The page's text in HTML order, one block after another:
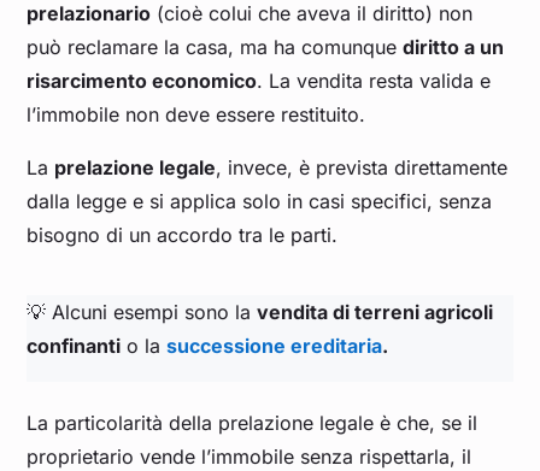
prelazionario (cioè colui che aveva il diritto) non
può reclamare la casa, ma ha comunquediritto a un
risarcimento economico. La vendita resta valida e
l’immobile non deve essere restituito.
La prelazione legale, invece, è prevista direttamente
dalla legge e si applica solo in casi specifici, senza
bisogno di un accordo tra le parti.
💡 Alcuni esempi sono lavendita di terreni agricoli
confinanti o lasuccessione ereditaria.
La particolarità della prelazione legale è che, se il
proprietario vende l’immobile senza rispettarla, il